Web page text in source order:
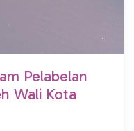
Pelabelan
Wali Kota